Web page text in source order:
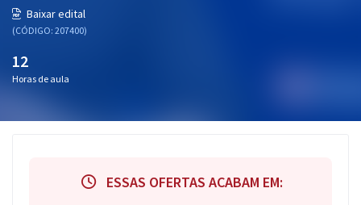
Baixar edital
(CÓDIGO: 207400)
12
Horas de aula
ESSAS OFERTAS ACABAM EM: